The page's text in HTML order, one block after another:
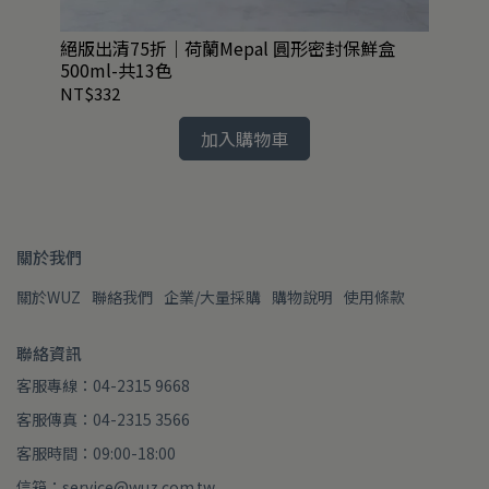
絕版出清75折｜荷蘭Mepal 圓形密封保鮮盒
500ml-共13色
NT$332
加入購物車
關於我們
關於WUZ 聯絡我們 企業/大量採購 購物說明 使用條款
聯絡資訊
客服專線：04-2315 9668
客服傳真：04-2315 3566
客服時間：09:00-18:00